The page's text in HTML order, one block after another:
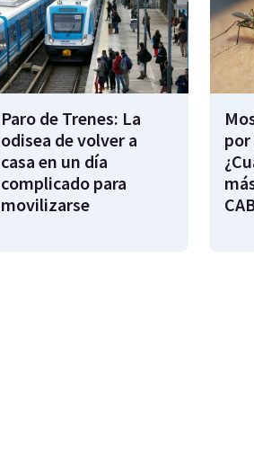
Paro de Trenes: La
odisea de volver a
casa en un día
complicado para
movilizarse